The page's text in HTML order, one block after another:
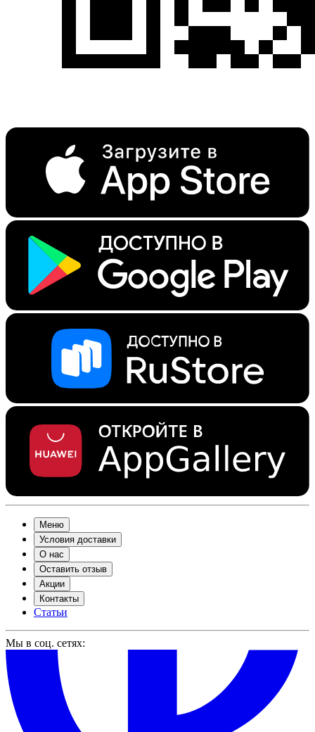
Меню
Условия доставки
О нас
Оставить отзыв
Акции
Контакты
Статьи
Мы в соц. сетях: